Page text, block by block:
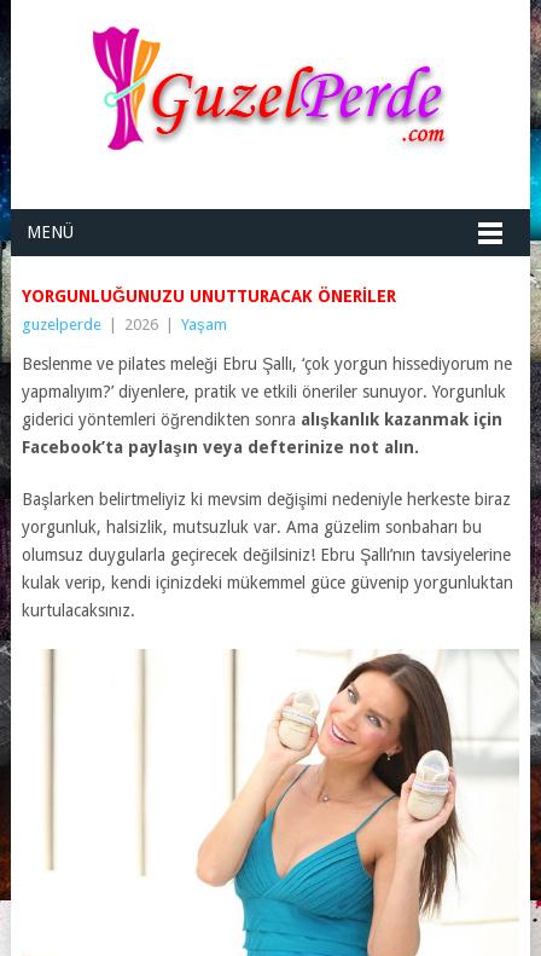
MENÜ
YORGUNLUĞUNUZU UNUTTURACAK ÖNERILER
guzelperde 2026 Yaşam
Beslenme ve pilates meleği Ebru Şallı, ‘çok yorgun hissediyorum ne
yapmalıyım?’ diyenlere, pratik ve etkili öneriler sunuyor. Yorgunluk
giderici yöntemleri öğrendikten sonra alışkanlık kazanmak için
Facebook’ta paylaşın veya defterinize not alın.
Başlarken belirtmeliyiz ki mevsim değişimi nedeniyle herkeste biraz
yorgunluk, halsizlik, mutsuzluk var. Ama güzelim sonbaharı bu
olumsuz duygularla geçirecek değilsiniz! Ebru Şallı’nın tavsiyelerine
kulak verip, kendi içinizdeki mükemmel güce güvenip yorgunluktan
kurtulacaksınız.